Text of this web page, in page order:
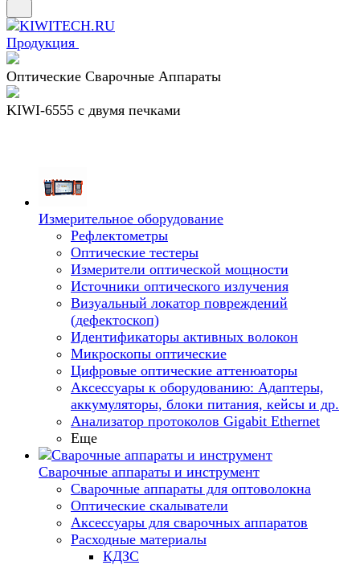
Продукция
Оптические Сварочные Аппараты
KIWI-6555 c двумя печками
Измерительное оборудование
Рефлектометры
Оптические тестеры
Измерители оптической мощности
Источники оптического излучения
Визуальный локатор повреждений
(дефектоскоп)
Идентификаторы активных волокон
Микроскопы оптические
Цифровые оптические аттенюаторы
Аксессуары к оборудованию: Адаптеры,
аккумуляторы, блоки питания, кейсы и др.
Анализатор протоколов Gigabit Ethernet
Еще
Сварочные аппараты и инструмент
Сварочные аппараты для оптоволокна
Оптические скалыватели
Аксессуары для сварочных аппаратов
Расходные материалы
КДЗС